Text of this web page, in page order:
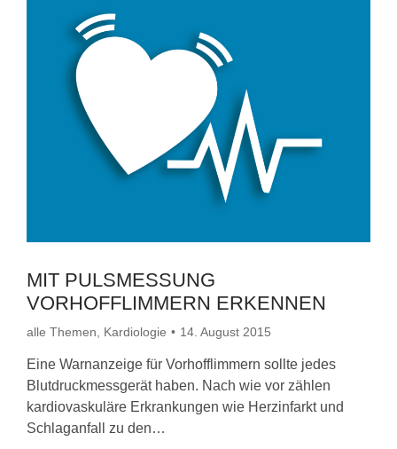
MIT PULSMESSUNG
VORHOFFLIMMERN ERKENNEN
alle Themen Kardiologie 14. August 2015
Eine Warnanzeige für Vorhofflimmern sollte jedes
Blutdruckmessgerät haben. Nach wie vor zählen
kardiovaskuläre Erkrankungen wie Herzinfarkt und
Schlaganfall zu den…